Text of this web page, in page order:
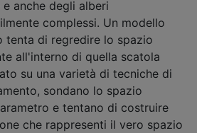
anche degli alberi
complessi. Un modello
tenta di regredire lo spazio
all'interno di quella scatola
su una varietà di tecniche di
sondano lo spazio
e tentano di costruire
che rappresenti il ​​vero spazio